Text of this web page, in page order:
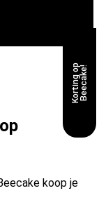
K
o
r
t
i
n
g
o
p
B
e
e
c
a
k
e!
koop je